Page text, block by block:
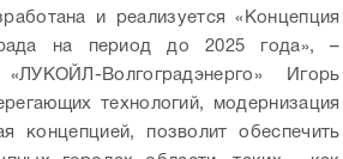
и реализуется «Концепция
на период до 2025 года», –
Волгоградэнерго» Игорь
технологий, модернизация
концепцией, позволит обеспечить